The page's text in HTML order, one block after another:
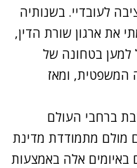
לעובדיי. בשנותיה
את ארגון שורת הדין,
למען בטחונה של
המשפטית, ומאז
ברחבי העולם
מולם מתמודדת מדינת
באיומים אלה באמצעות